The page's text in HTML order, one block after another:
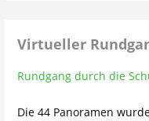
Virtueller
Rundgang durch die
Die 44 Panoramen